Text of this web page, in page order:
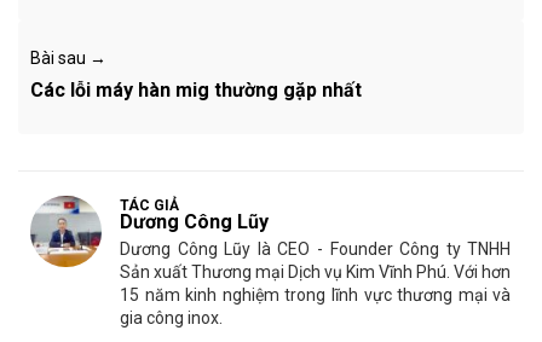
Bài sau →
Các lỗi máy hàn mig thường gặp nhất
TÁC GIẢ
Dương Công Lũy
Dương Công Lũy là CEO - Founder Công ty TNHH
Sản xuất Thương mại Dịch vụ Kim Vĩnh Phú. Với hơn
15 năm kinh nghiệm trong lĩnh vực thương mại và
gia công inox.